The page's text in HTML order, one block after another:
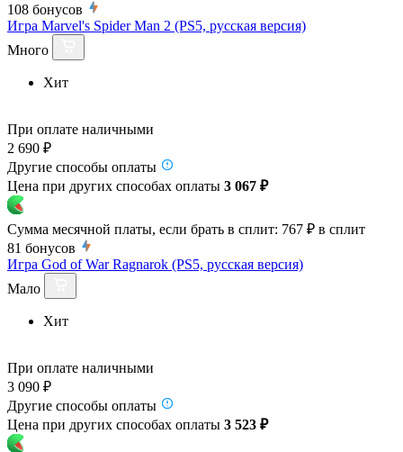
108 бонусов
Игра Marvel's Spider Man 2 (PS5, русская версия)
Много
Хит
При оплате наличными
2 690 ₽
Другие способы оплаты
Цена при других способах оплаты 3 067 ₽
Сумма месячной платы, если брать в сплит: 767 ₽ в сплит
81 бонусов
Игра God of War Ragnarok (PS5, русская версия)
Мало
Хит
При оплате наличными
3 090 ₽
Другие способы оплаты
Цена при других способах оплаты 3 523 ₽